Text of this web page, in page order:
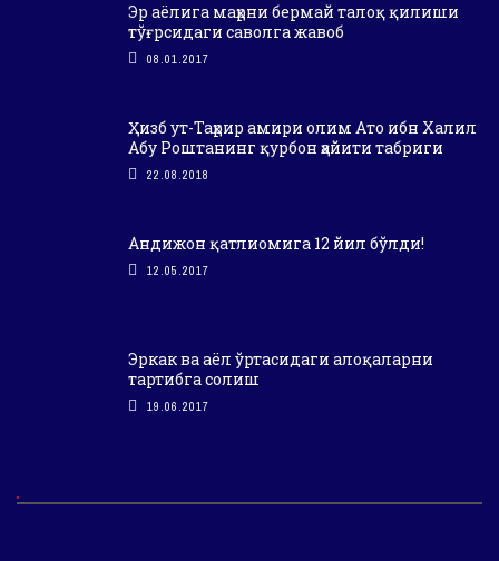
Эр аёлига маҳрни бермай талоқ қилиши
тўғрсидаги саволга жавоб
08.01.2017
Ҳизб ут-Таҳрир амири олим Ато ибн Халил
Абу Роштанинг қурбон ҳайити табриги
22.08.2018
Андижон қатлиомига 12 йил бўлди!
12.05.2017
Эркак ва аёл ўртасидаги алоқаларни
тартибга солиш
19.06.2017